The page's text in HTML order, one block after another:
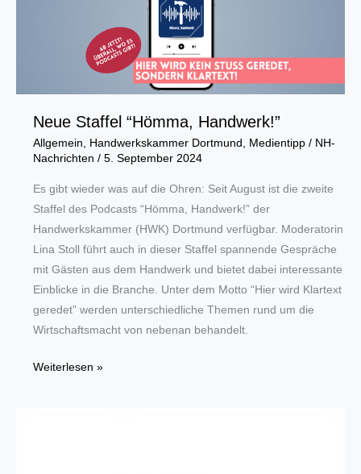
Hitzeaktionsplanung
Neue Staffel “Hömma, Handwerk!”
Allgemein Handwerkskammer Dortmund Medientipp/ NH-
Nachrichten / 5. September 2024
Es gibt wieder was auf die Ohren: Seit August ist die zweite
Staffel des Podcasts “Hömma, Handwerk!” der
Handwerkskammer (HWK) Dortmund verfügbar. Moderatorin
Lina Stoll führt auch in dieser Staffel spannende Gespräche
mit Gästen aus dem Handwerk und bietet dabei interessante
Einblicke in die Branche. Unter dem Motto “Hier wird Klartext
geredet” werden unterschiedliche Themen rund um die
Wirtschaftsmacht von nebenan behandelt.
Neue
Weiterlesen »